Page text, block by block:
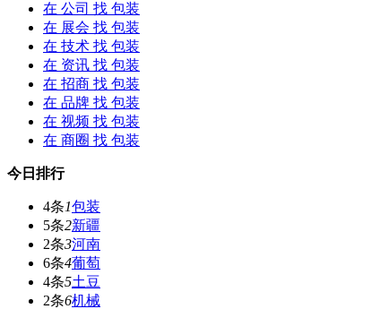
在 公司 找 包装
在 展会 找 包装
在 技术 找 包装
在 资讯 找 包装
在 招商 找 包装
在 品牌 找 包装
在 视频 找 包装
在 商圈 找 包装
今日排行
4条1包装
5条2新疆
2条3河南
6条4葡萄
4条5土豆
2条6机械